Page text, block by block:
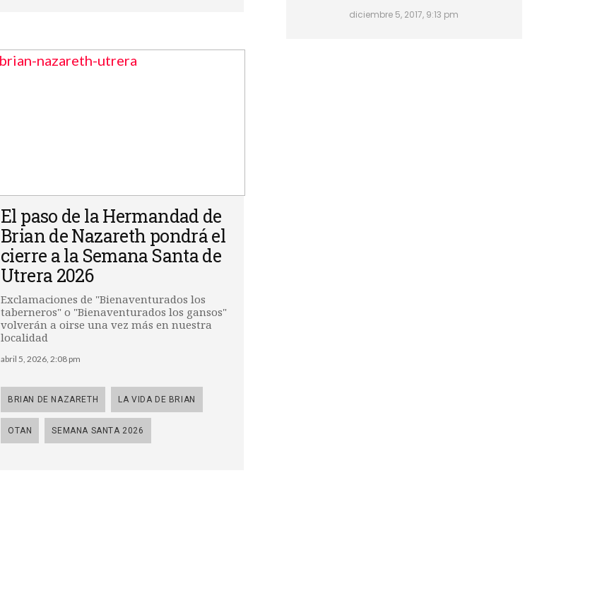
El paso de la Hermandad de
Brian de Nazareth pondrá el
cierre a la Semana Santa de
Utrera 2026
Exclamaciones de "Bienaventurados los
taberneros" o "Bienaventurados los gansos"
volverán a oirse una vez más en nuestra
localidad
abril 5, 2026, 2:08 pm
BRIAN DE NAZARETH LA VIDA DE BRIAN
OTAN SEMANA SANTA 2026
diciembre 5, 2017, 9:13 pm